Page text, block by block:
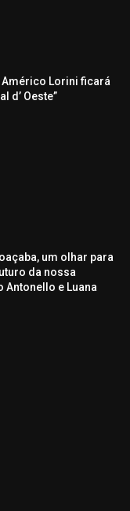
Lorini ficará
d’ Oeste”
um olhar para
da nossa
Antonello e Luana